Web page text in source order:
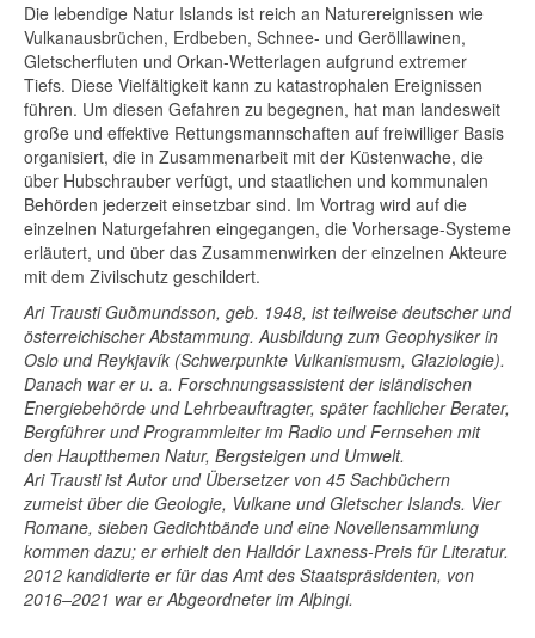
Die lebendige Natur Islands ist reich an Naturereignissen wie
Vulkanausbrüchen, Erdbeben, Schnee- und Gerölllawinen,
Gletscherfluten und Orkan-Wetterlagen aufgrund extremer
Tiefs. Diese Vielfältigkeit kann zu katastrophalen Ereignissen
führen. Um diesen Gefahren zu begegnen, hat man landesweit
große und effektive Rettungsmannschaften auf freiwilliger Basis
organisiert, die in Zusammenarbeit mit der Küstenwache, die
über Hubschrauber verfügt, und staatlichen und kommunalen
Behörden jederzeit einsetzbar sind. Im Vortrag wird auf die
einzelnen Naturgefahren eingegangen, die Vorhersage-Systeme
erläutert, und über das Zusammenwirken der einzelnen Akteure
mit dem Zivilschutz geschildert.
Ari Trausti Guðmundsson, geb. 1948, ist teilweise deutscher und
österreichischer Abstammung. Ausbildung zum Geophysiker in
Oslo und Reykjavík (Schwerpunkte Vulkanismusm, Glaziologie).
Danach war er u. a. Forschnungsassistent der isländischen
Ener­giebehörde und Lehrbeauftragter, später fachlicher Berater,
Bergführer und Pro­grammleiter im Radio und Fernsehen mit
den Hauptthemen Natur, Bergsteigen und Umwelt.
Ari Trausti ist Autor und Übersetzer von 45 Sachbüchern
zumeist über die Geologie, Vulkane und Gletscher Islands. Vier
Romane, sieben Gedichtbände und eine Novellensammlung
kommen dazu; er erhielt den Halldór Laxness-Preis für Literatur.
2012 kandidierte er für das Amt des Staatspräsidenten, von
2016–2021 war er Abgeordneter im Alþingi.